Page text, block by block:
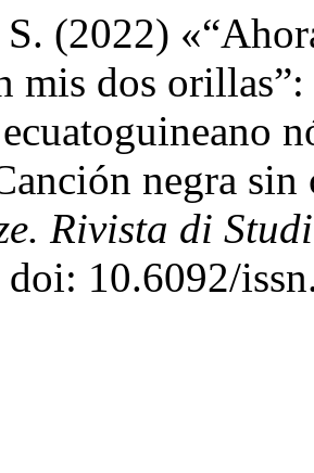
S. (2022)
mis dos
negra
Rivista di
10.6092/